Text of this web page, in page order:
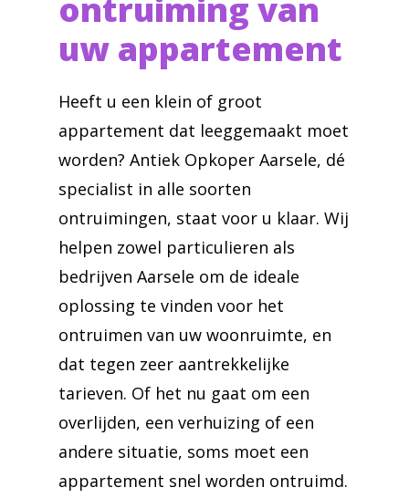
ontruiming van
uw appartement
Heeft u een klein of groot
appartement dat leeggemaakt moet
worden? Antiek Opkoper Aarsele, dé
specialist in alle soorten
ontruimingen, staat voor u klaar. Wij
helpen zowel particulieren als
bedrijven Aarsele om de ideale
oplossing te vinden voor het
ontruimen van uw woonruimte, en
dat tegen zeer aantrekkelijke
tarieven. Of het nu gaat om een
overlijden, een verhuizing of een
andere situatie, soms moet een
appartement snel worden ontruimd.